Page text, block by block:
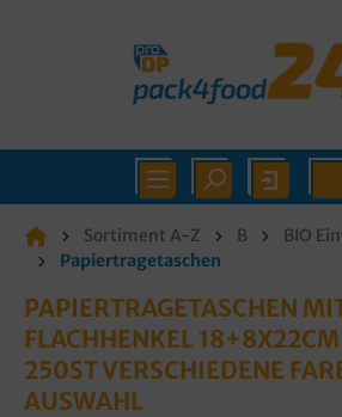
Sortiment A-Z B
BIO
Papiertragetaschen
PAPIERTRAGETASCHEN
FLACHHENKEL
250ST VERSCHIEDENE
AUSWAHL